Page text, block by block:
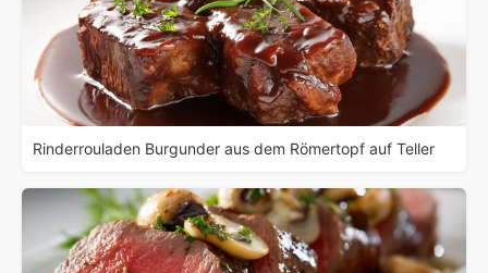
Rinderrouladen Burgunder aus dem Römertopf auf Teller